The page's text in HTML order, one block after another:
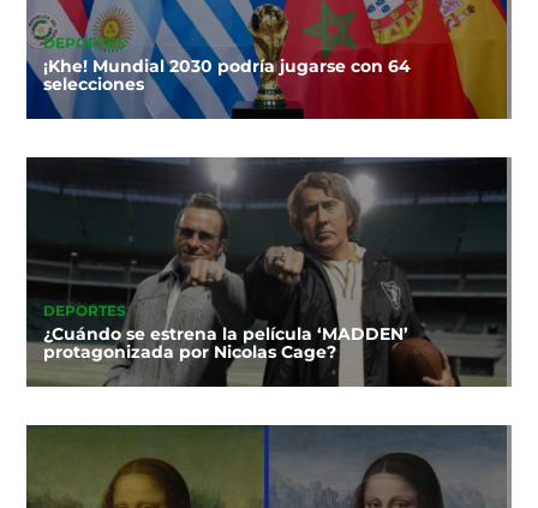
DEPORTES
¡Khe! Mundial 2030 podría jugarse con 64
selecciones
DEPORTES
¿Cuándo se estrena la película ‘MADDEN’
protagonizada por Nicolas Cage?